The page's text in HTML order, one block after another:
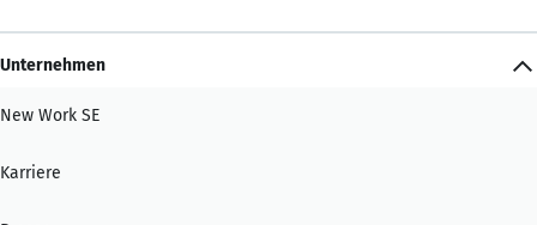
Unternehmen
New Work SE
Karriere